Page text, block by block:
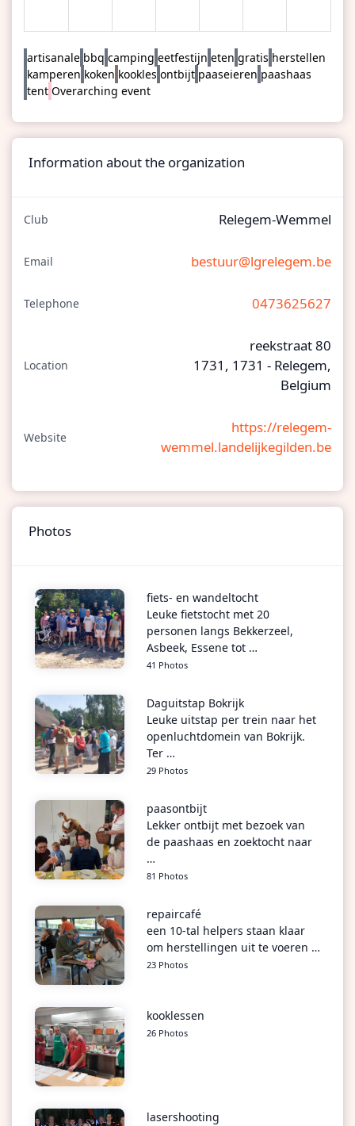
artisanale bbq camping eetfestijn eten gratis herstellen
kamperen koken kookles ontbijt paaseieren paashaas
tent Overarching event
Information about the organization
Club Relegem-Wemmel
Email bestuur@lgrelegem.be
Telephone 0473625627
Location
reekstraat 80
1731, 1731 - Relegem,
Belgium
Website
https://relegem-
wemmel.landelijkegilden.be
Photos
fiets- en wandeltocht
Leuke fietstocht met 20
personen langs Bekkerzeel,
Asbeek, Essene tot …
41 Photos
Daguitstap Bokrijk
Leuke uitstap per trein naar het
openluchtdomein van Bokrijk.
Ter …
29 Photos
paasontbijt
Lekker ontbijt met bezoek van
de paashaas en zoektocht naar
…
81 Photos
repaircafé
een 10-tal helpers staan klaar
om herstellingen uit te voeren …
23 Photos
kooklessen
26 Photos
lasershooting